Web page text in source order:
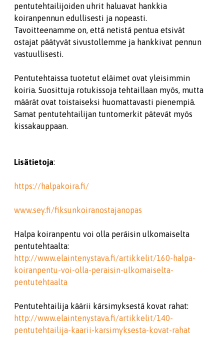
pentutehtailijoiden uhrit haluavat hankkia
koiranpennun edullisesti ja nopeasti.
Tavoitteenamme on, että netistä pentua etsivät
ostajat päätyvät sivustollemme ja hankkivat pennun
vastuullisesti.
Pentutehtaissa tuotetut eläimet ovat yleisimmin
koiria. Suosittuja rotukissoja tehtaillaan myös, mutta
määrät ovat toistaiseksi huomattavasti pienempiä.
Samat pentutehtailijan tuntomerkit pätevät myös
kissakauppaan.
Lisätietoja:
https://halpakoira.fi/
www.sey.fi/fiksunkoiranostajanopas
Halpa koiranpentu voi olla peräisin ulkomaiselta
pentutehtaalta:
http://www.elaintenystava.fi/artikkelit/160-halpa-
koiranpentu-voi-olla-peraisin-ulkomaiselta-
pentutehtaalta
Pentutehtailija käärii kärsimyksestä kovat rahat:
http://www.elaintenystava.fi/artikkelit/140-
pentutehtailija-kaarii-karsimyksesta-kovat-rahat